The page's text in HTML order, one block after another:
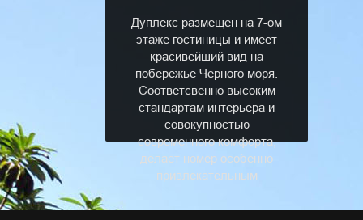
Дуплекс размещен на 7-ом
этаже гостиницы и имеет
красивейший вид на
побережье Черного моря.
Соответсвенно высоким
стандартам интерьера и
совокупностью
современного комфорта,
делает номер особенно
привлекательным